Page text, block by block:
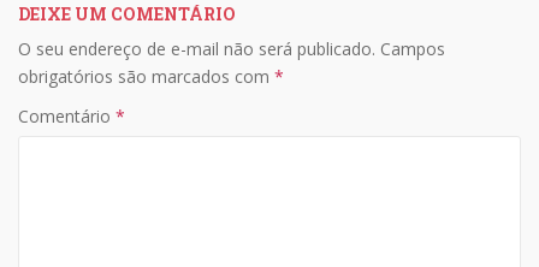
DEIXE UM COMENTÁRIO
O seu endereço de e-mail não será publicado. Campos
obrigatórios são marcados com *
Comentário *